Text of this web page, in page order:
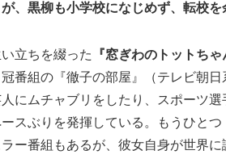
、黒柳も小学校になじめず、転校を
立ちを綴った 『窓ぎわのトットちゃ
番組の『徹子の部屋』（テレビ朝
人にムチャブリをしたり、スポーツ
スぶりを発揮している。もうひと
ー番組もあるが、彼女自身が世界に